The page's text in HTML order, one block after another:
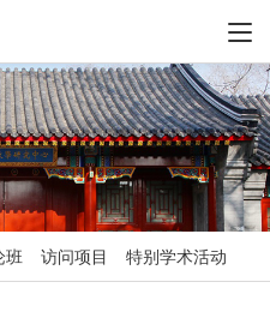
班 访问项目 特别学术活动